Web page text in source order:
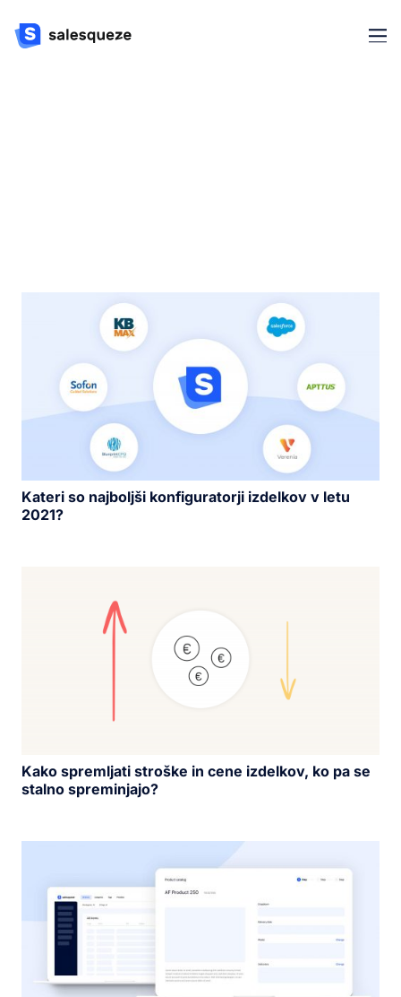
Kateri so najboljši konfiguratorji izdelkov v letu
2021?
Kako spremljati stroške in cene izdelkov, ko pa se
stalno spreminjajo?